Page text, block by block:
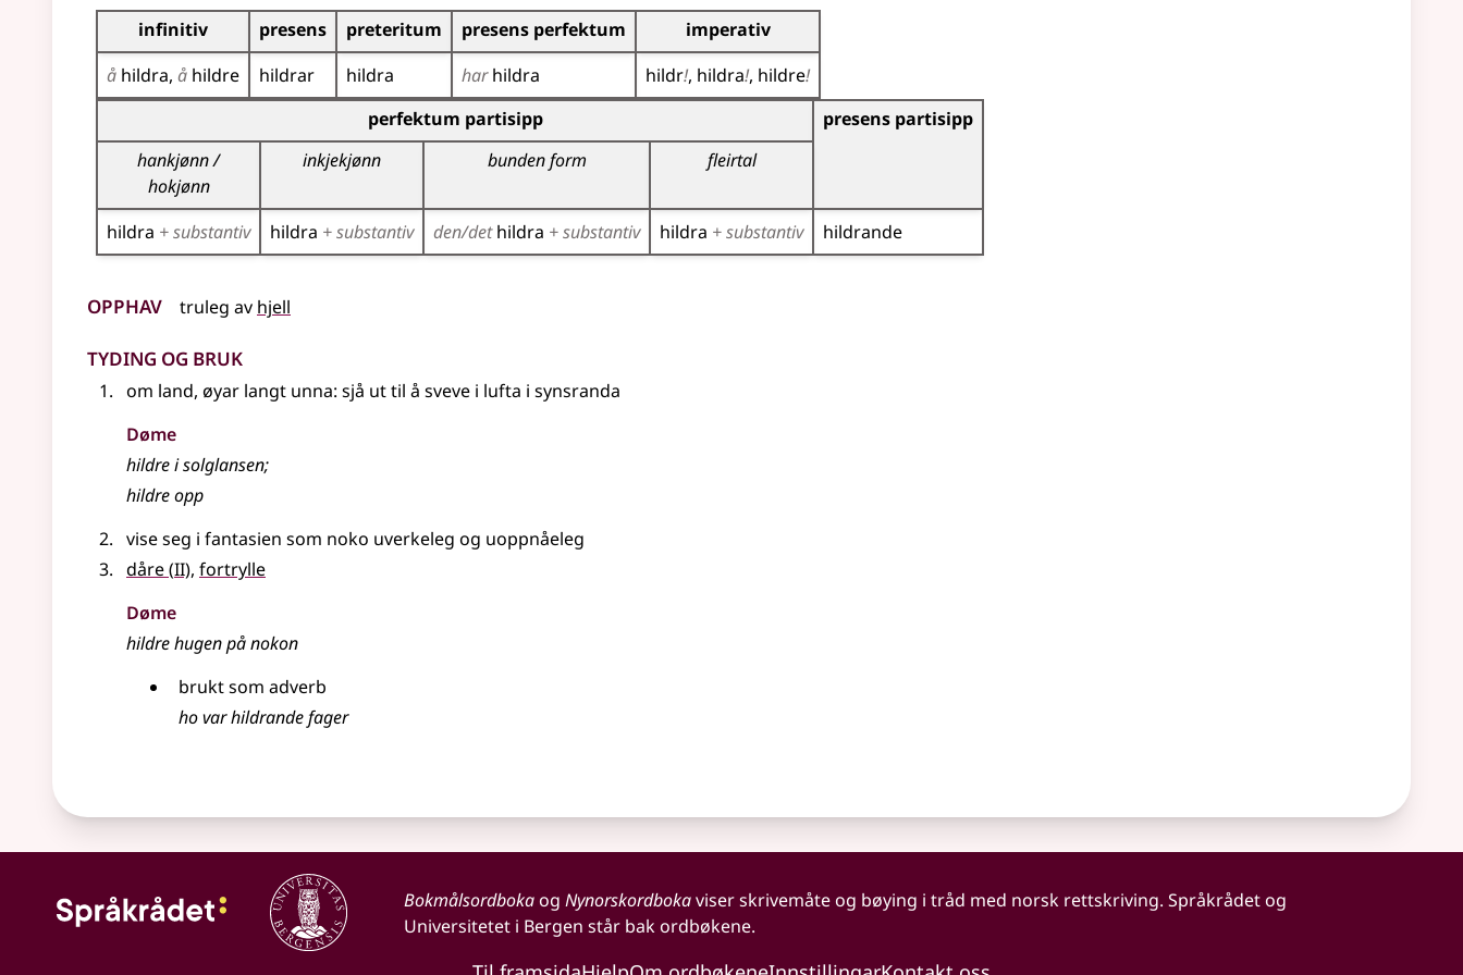
Bøyningstabell for dette verbet
infinitiv presens preteritum presens perfektum
imperativ
å hildra å hildre hildrar hildra harhildra hildr! hildra! hildre!
Bøyningstabell for dette verbet (partisippformer)
perfektum partisipp
presens partisipp
hankjønn /
hokjønn
inkjekjønn bunden form fleirtal
hildra + substantiv hildra + substantiv den/dethildra + substantiv hildra + substantiv hildrande
Opphav truleg av hjell
Tyding og bruk
om land, øyar langt unna: sjå ut til å sveve i lufta i synsranda
Døme
hildre i solglansen;
hildre opp
vise seg i fantasien som noko uverkeleg og uoppnåeleg
dåre(2
II), fortrylle
Døme
hildre hugen på nokon
brukt som adverb
ho var hildrande fager
Bokmålsordbokaog Nynorskordbokaviser skrivemåte og bøying i tråd med norsk rettskriving. Språkrådet og
Universitetet i Bergen står bak ordbøkene.